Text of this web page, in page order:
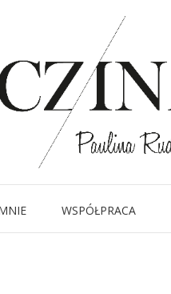
WSPÓŁPRACA
Kapuczina in